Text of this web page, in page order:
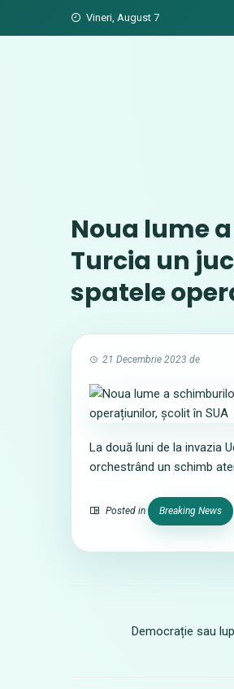
Vineri, August 7
Noua lume
Turcia un
spatele
21 Decembrie 2023 de
La două luni de la invazia
orchestrând un schimb
Posted in Breaking News
Democrație sau